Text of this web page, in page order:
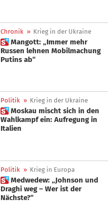
Chronik » Krieg in der Ukraine
 Mangott: „Immer mehr
Russen lehnen Mobilmachung
Putins ab“
Politik » Krieg in der Ukraine
 Moskau mischt sich in den
Wahlkampf ein: Aufregung in
Italien
Politik » Krieg in Europa
 Medwedew: „Johnson und
Draghi weg – Wer ist der
Nächste?“